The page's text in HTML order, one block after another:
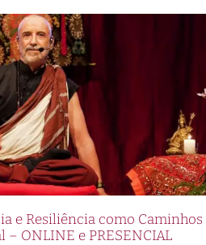
e Resiliência como Caminhos
– ONLINE e PRESENCIAL